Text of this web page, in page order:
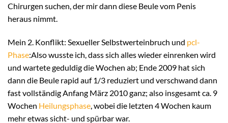
Chirurgen suchen, der mir dann diese Beule vom Penis
heraus nimmt.
Mein 2. Konflikt: Sexueller Selbstwerteinbruch und pcl-
Phase:Also wusste ich, dass sich alles wieder einrenken wird
und wartete geduldig die Wochen ab; Ende 2009 hat sich
dann die Beule rapid auf 1/3 reduziert und verschwand dann
fast vollständig Anfang März 2010 ganz; also insgesamt ca. 9
Wochen Heilungsphase , wobei die letzten 4 Wochen kaum
mehr etwas sicht- und spürbar war.